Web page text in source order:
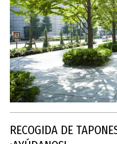
RECOGIDA DE